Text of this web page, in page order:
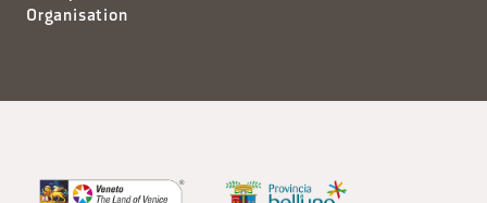
Organisation